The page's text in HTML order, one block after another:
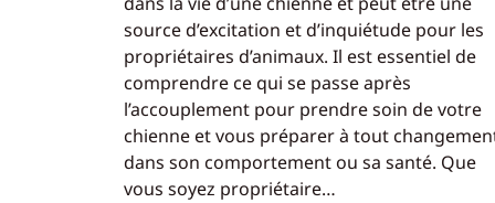
source d’excitation et d’inquiétude pour les
propriétaires d’animaux. Il est essentiel de
comprendre ce qui se passe après
l’accouplement pour prendre soin de votre
chienne et vous préparer à tout
dans son comportement ou sa santé. Que
vous soyez propriétaire…